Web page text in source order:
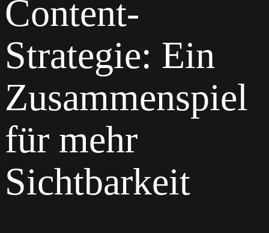
Content-
Strategie: Ein
Zusammenspiel
für mehr
Sichtbarkeit